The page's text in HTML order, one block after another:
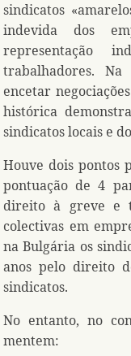
sindicatos
indevida dos
representação
trabalhadores.
encetar
histórica
sindicatos locais e
Houve dois pontos
pontuação de 4
direito à greve e
colectivas em
na Bulgária os
anos pelo direito
sindicatos.
No entanto, no
mentem: